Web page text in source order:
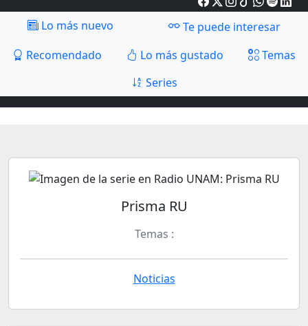
Lo más nuevo
Te puede interesar
Recomendado
Lo más gustado
Temas
Series
Prisma RU
Temas :
Noticias